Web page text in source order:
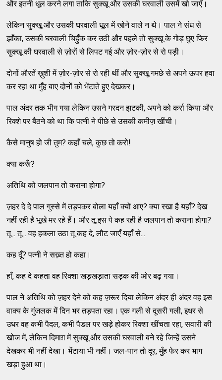
और इतनी धूल करने लगा ताकि सुक्‍खू और उसकी घरवाली उसमें खो जाएँ।
लेकिन सुक्‍खू और उसकी घरवाली धूल में खोने वाले न थे। पाल ने संध से
झाँका, उसकी घरवाली चिहुँक कर उठी और पहले तो सुक्‍खू के गोड़ छुए फिर
सुक्‍खू की घरवाली से ज़ोरों से लिपट गई और ज़ोर-ज़ोर से रो पड़ी।
दोनों औरतें ख़ुशी में ज़ोर-ज़ोर से रो रही थीं और सुक्‍खू गमछे से अपने ऊपर हवा
कर रहा था मुँह बाए दोनों को भेंटाते हुए देखकर।
पाल अंदर तक भीग गया लेकिन उसने गरदन झटकी, अपने को कर्रा किया और
रिक्‍शे पर बैठने को था कि पत्‍नी ने पीछे से उसकी कमीज़ खींची।
कैसे मानुष हो जी तुम? कहाँ चले, कुछ तो करो!
क्‍या करूँ?
अतिथि को जलपान तो कराना होगा?
ज़हर दे दे पाल गुस्‍से में तड़पकर बोला यहाँ क्‍यों आए? क्‍या रखा है यहाँ? देख
नहीं रही है भूखे मर रहे हैं। और तू इस पे कह रही है जलपान तो कराना होगा?
तू... तू... वह हकला उठा तू कह दे, लौट जाएँ यहाँ से...
कह दूँ? पत्‍नी ने सख्‍़त हो कहा।
हाँ, कह दे कहता वह रिक्‍शा खड़खड़ाता सड़क की ओर बढ़ गया।
पाल ने अतिथि को ज़हर देने को कह ज़रूर दिया लेकिन अंदर ही अंदर वह इस
वाक्‍य के गुंजलक में दिन भर तड़पता रहा। एक गली से दूसरी गली, इधर से
उधर वह कभी पैदल, कभी पैडल पर खड़े होकर रिक्‍शा खींचता रहा, सवारी की
खोज में, लेकिन दिमाग़ में सुक्‍खू और उसकी घरवाली बने रहे जिन्‍हें उसने
देखकर भी नहीं देखा। भेंटाया भी नहीं। जल-पान तो दूर, मुँह फेर कर भाग
खड़ा हुआ था।